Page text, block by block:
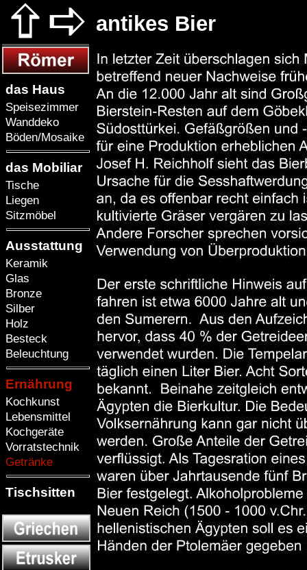
das Haus
Speisezimmer
Wanddeko
Böden/Mosaike
das Mobiliar
Tische
Liegen
Sitzmöbel
Ausstattung
Keramik
Glas
Bronze
Silber
Holz
Besteck
Beleuchtung
Ernährung
Kochkunst
Lebensmittel
Kochgeräte
Vorratstechnik
Getränke
Tischsitten
antikes Bier